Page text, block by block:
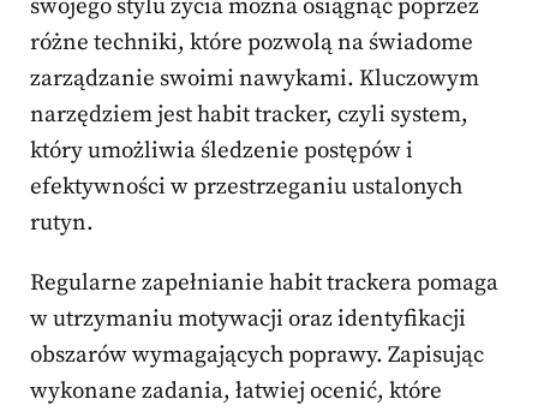
swojego stylu życia można osiągnąć poprzez
różne techniki, które pozwolą na świadome
zarządzanie swoimi nawykami. Kluczowym
narzędziem jest habit tracker, czyli system,
który umożliwia śledzenie postępów i
efektywności w przestrzeganiu ustalonych
rutyn.
Regularne zapełnianie habit trackera pomaga
w utrzymaniu motywacji oraz identyfikacji
obszarów wymagających poprawy. Zapisując
wykonane zadania, łatwiej ocenić, które